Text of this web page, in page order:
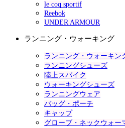
le coq sportif
Reebok
UNDER ARMOUR
ランニング・ウォーキング
ランニング・ウォーキン
ランニングシューズ
陸上スパイク
ウォーキングシューズ
ランニングウェア
バッグ・ポーチ
キャップ
グローブ・ネックウォー